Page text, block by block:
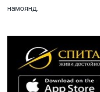
намоянд.